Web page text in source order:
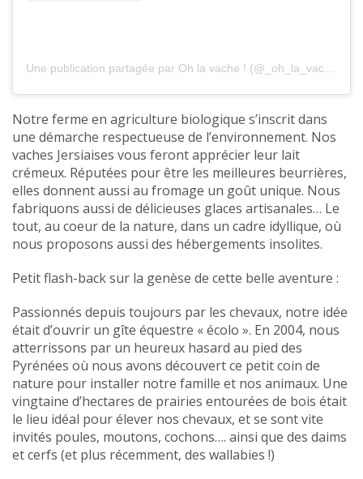
Une publication partagée par Oh la vache ! (@_oh_la_vache)
Notre ferme en agriculture biologique s’inscrit dans
une démarche respectueuse de l’environnement. Nos
vaches Jersiaises vous feront apprécier leur lait
crémeux. Réputées pour être les meilleures beurrières,
elles donnent aussi au fromage un goût unique. Nous
fabriquons aussi de délicieuses glaces artisanales… Le
tout, au coeur de la nature, dans un cadre idyllique, où
nous proposons aussi des hébergements insolites.
Petit flash-back sur la genèse de cette belle aventure :
Passionnés depuis toujours par les chevaux, notre idée
était d’ouvrir un gîte équestre « écolo ». En 2004, nous
atterrissons par un heureux hasard au pied des
Pyrénées où nous avons découvert ce petit coin de
nature pour installer notre famille et nos animaux. Une
vingtaine d’hectares de prairies entourées de bois était
le lieu idéal pour élever nos chevaux, et se sont vite
invités poules, moutons, cochons…. ainsi que des daims
et cerfs (et plus récemment, des wallabies !)